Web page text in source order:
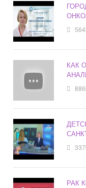
КАК
РАК